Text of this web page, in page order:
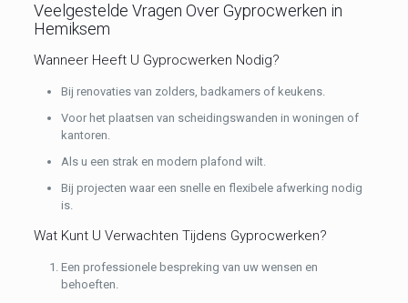
Veelgestelde Vragen Over Gyprocwerken in
Hemiksem
Wanneer Heeft U Gyprocwerken Nodig?
Bij renovaties van zolders, badkamers of keukens.
Voor het plaatsen van scheidingswanden in woningen of
kantoren.
Als u een strak en modern plafond wilt.
Bij projecten waar een snelle en flexibele afwerking nodig
is.
Wat Kunt U Verwachten Tijdens Gyprocwerken?
Een professionele bespreking van uw wensen en
behoeften.